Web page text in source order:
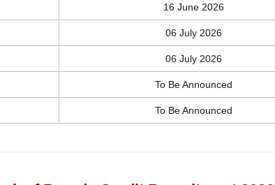
16 June 2026
06 July 2026
06 July 2026
To Be Announced
To Be Announced